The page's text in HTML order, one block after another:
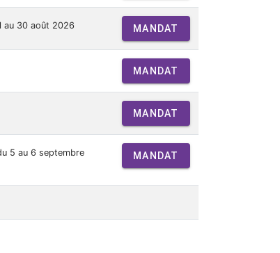
au 30 août 2026 MANDAT
MANDAT
MANDAT
5 au 6 septembre
MANDAT